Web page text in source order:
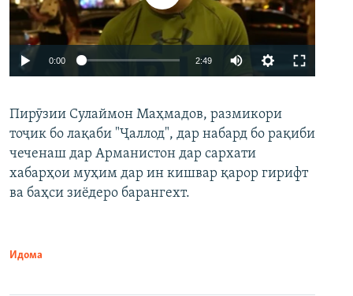
Auto 240p 360p 480p
720p 1080p
0:00 2:49
360p
480p
Пирӯзии Сулаймон Маҳмадов, размикори
тоҷик бо лақаби "Ҷаллод", дар набард бо рақиби
чеченаш дар Арманистон дар сархати
хабарҳои муҳим дар ин кишвар қарор гирифт
ва баҳси зиёдеро барангехт.
Идома